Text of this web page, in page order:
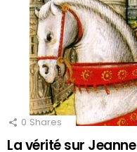
0 Shares
La vérité sur